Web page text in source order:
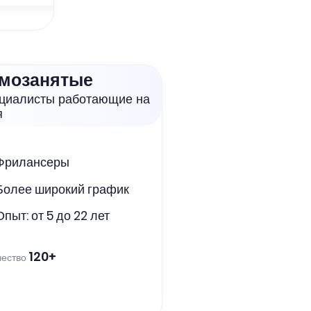
работающие на
широкий график
от 5 до 22 лет
120+
Вадим Алексеев